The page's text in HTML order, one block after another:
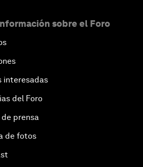
sobre el Foro
interesadas
del Foro
prensa
de fotos